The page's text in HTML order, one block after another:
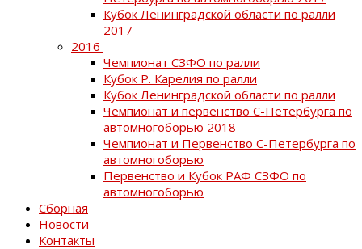
Кубок Ленинградской области по ралли
2017
2016
Чемпионат СЗФО по ралли
Кубок Р. Карелия по ралли
Кубок Ленинградской области по ралли
Чемпионат и первенство С-Петербурга по
автомногоборью 2018
Чемпионат и Первенство С-Петербурга по
автомногоборью
Первенство и Кубок РАФ СЗФО по
автомногоборью
Сборная
Новости
Контакты